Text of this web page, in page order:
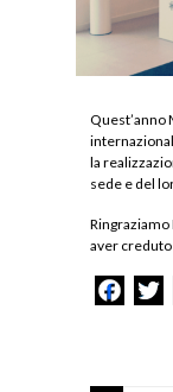
Quest’anno
la
sede e del
Ringraziamo
aver